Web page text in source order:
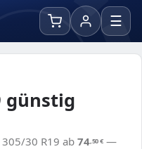
☰
günstig
30 R19 ab 74,50€ —